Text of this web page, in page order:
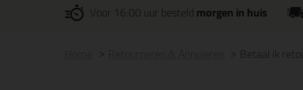
Voor 16:00 uur besteldmorgen in huis
Betaal ik